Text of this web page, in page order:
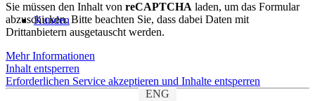
Kunden
ENG
Sie müssen den Inhalt von reCAPTCHA laden, um das Formular
abzuschicken. Bitte beachten Sie, dass dabei Daten mit
Drittanbietern ausgetauscht werden.
Mehr Informationen
Inhalt entsperren
Erforderlichen Service akzeptieren und Inhalte entsperren